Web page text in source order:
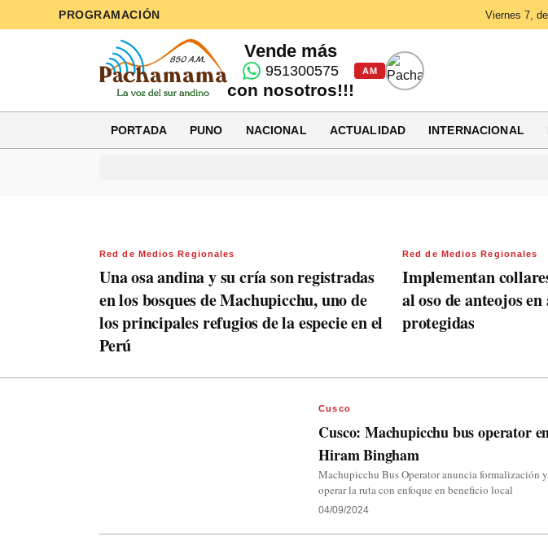
PROGRAMACIÓN Viernes 7,
Vende más
951300575
con nosotros!!!
AM
PORTADA PUNO NACIONAL ACTUALIDAD INTERNACIONAL
Red de Medios Regionales
Una osa andina y su cría son registradas
en los bosques de Machupicchu, uno de
los principales refugios de la especie en el
Perú
Red de Medios Regionales
Implementan
al oso de anteojos
protegidas
Cusco
Cusco: Machupicchu bus operator
Hiram Bingham
Machupicchu Bus Operator anuncia formalización
operar la ruta con enfoque en beneficio local
04/09/2024